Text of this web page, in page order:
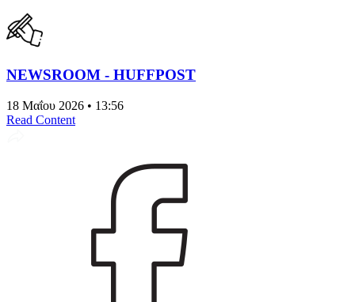
NEWSROOM - HUFFPOST
18 Μαΐου 2026 • 13:56
Read Content